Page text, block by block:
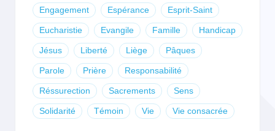
Engagement Espérance Esprit-Saint
Eucharistie Evangile Famille Handicap
Jésus Liberté Liège Pâques
Parole Prière Responsabilité
Réssurection Sacrements Sens
Solidarité Témoin Vie Vie consacrée